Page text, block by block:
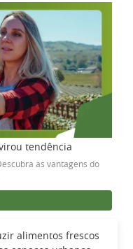
tendência
as vantagens do
alimentos frescos